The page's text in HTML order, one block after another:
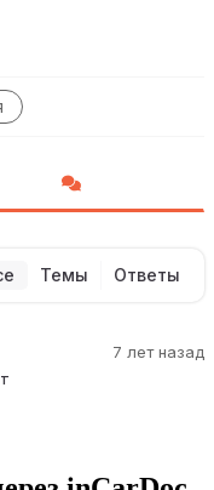
Темы Ответы
7 лет назад